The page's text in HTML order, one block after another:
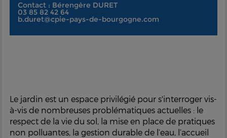
Contact : Bérengère DURET
03 85 82 42 64
b.duret@cpie-pays-de-bourgogne.com
Le jardin est un espace privilégié pour s'interroger vis-
à-vis de nombreuses problématiques actuelles : le
respect de la vie du sol, la mise en place de pratiques
non polluantes, la gestion durable de l’eau, l’accueil